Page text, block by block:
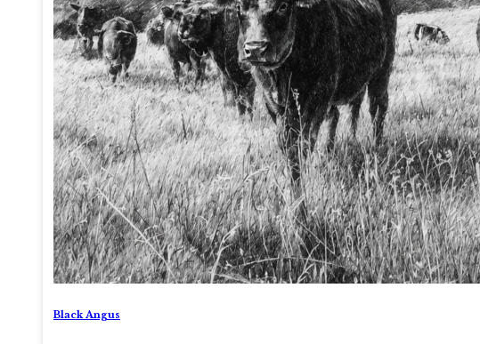
Black Angus